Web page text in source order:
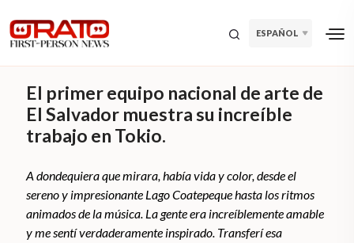
ESPAÑOL
El primer equipo nacional de arte de
El Salvador muestra su increíble
trabajo en Tokio.
A dondequiera que mirara, había vida y color, desde el
sereno y impresionante Lago Coatepeque hasta los ritmos
animados de la música. La gente era increíblemente amable
y me sentí verdaderamente inspirado. Transferí esa